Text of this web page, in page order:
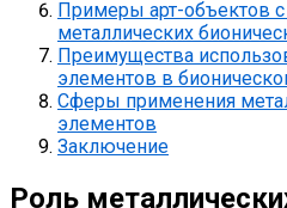
Примеры арт-объектов
металлических
Преимущества
элементов в
Сферы применения
элементов
Заключение
Роль